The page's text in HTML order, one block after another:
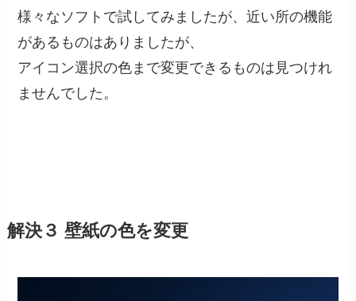
様々なソフトで試してみましたが、近い所の機能
があるものはありましたが、
アイコン選択の色まで変更できるものは見つけれ
ませんでした。
解決３ 壁紙の色を変更